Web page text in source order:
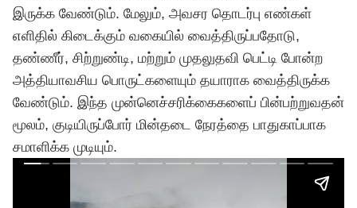
இருக்க வேண்டும். மேலும், அவசர தொடர்பு எண்கள்
எளிதில் கிடைக்கும் வகையில் வைத்திருப்பதோடு,
தண்ணீர், சிற்றுண்டி, மற்றும் முதலுதவி பெட்டி போன்ற
அத்தியாவசிய பொருட்களையும் தயாராக வைத்திருக்க
வேண்டும். இந்த முன்னெச்சரிக்கைகளைப் பின்பற்றுவதன்
மூலம், குடியிருப்போர் மின்தடை நேரத்தை பாதுகாப்பாக
சமாளிக்க முடியும்.